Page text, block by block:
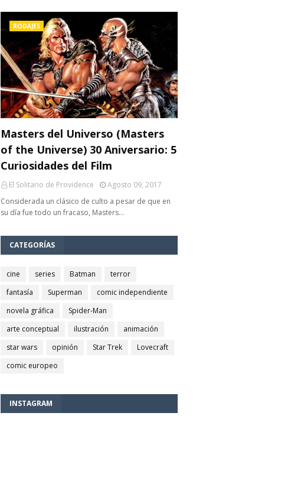
RODAJES
Masters del Universo (Masters
of the Universe) 30 Aniversario: 5
Curiosidades del Film
El Solitario de Providence
Agosto 09, 2017
Considerada un clásico de culto a pesar de que en
su día fue todo un fracaso, Masters…
CATEGORÍAS
cine series Batman
terror
fantasía
Superman
comic independiente
novela gráfica
Spider-Man
arte conceptual
ilustración
animación
star wars
opinión Star Trek
Lovecraft
comic europeo
INSTAGRAM